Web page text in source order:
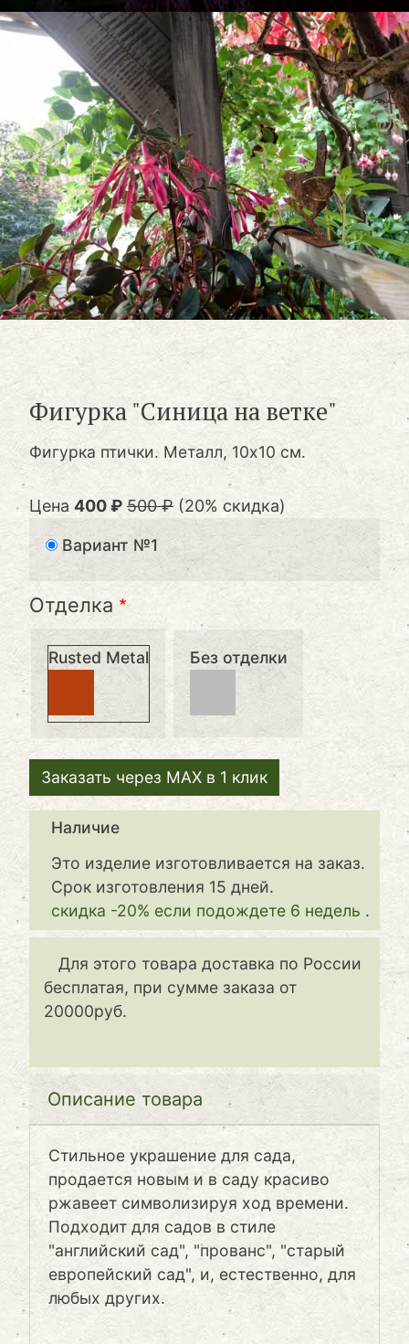
Фигурка "Синица на ветке"
Фигурка птички. Металл, 10х10 см.
Цена 400 ₽ 500 ₽ (20% скидка)
Вариант №1
Отделка
Rusted Metal Без отделки
Заказать через MAX в 1 клик
Наличие
Это изделие изготовливается на заказ.
Срок изготовления 15 дней.
скидка -20% если подождете 6 недель .
Для этого товара доставка по России
бесплатая, при сумме заказа от
20000руб.
Описание товара
Стильное украшение для сада,
продается новым и в саду красиво
ржавеет символизируя ход времени.
Подходит для садов в стиле
"английский сад", "прованс", "старый
европейский сад", и, естественно, для
любых других.